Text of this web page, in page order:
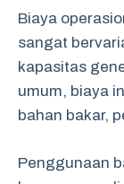
Biaya
sangat
kapasitas
umum, biaya
bahan bakar,
Penggunaan